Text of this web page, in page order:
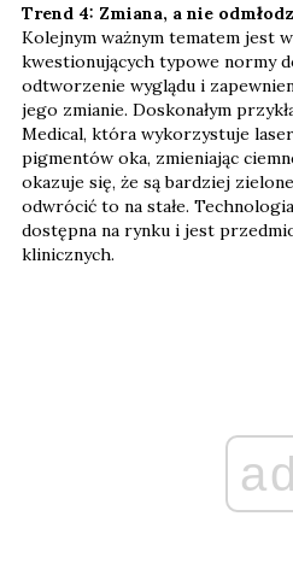
Trend 4: Zmiana, a nie
Kolejnym ważnym tematem jest
kwestionujących typowe normy
odtworzenie wyglądu i
jego zmianie. Doskonałym
Medical, która wykorzystuje
pigmentów oka, zmieniając
okazuje się, że są bardziej
odwrócić to na stałe.
dostępna na rynku i jest
klinicznych.
ad